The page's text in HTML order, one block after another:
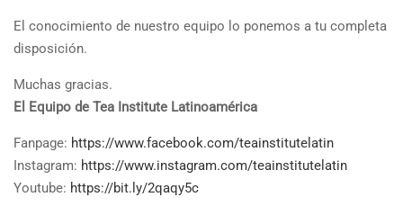
El conocimiento de nuestro equipo lo ponemos a tu completa
disposición.
Muchas gracias.
El Equipo de Tea Institute Latinoamérica
Fanpage: https://www.facebook.com/teainstitutelatin
Instagram: https://www.instagram.com/teainstitutelatin
Youtube: https://bit.ly/2qaqy5c